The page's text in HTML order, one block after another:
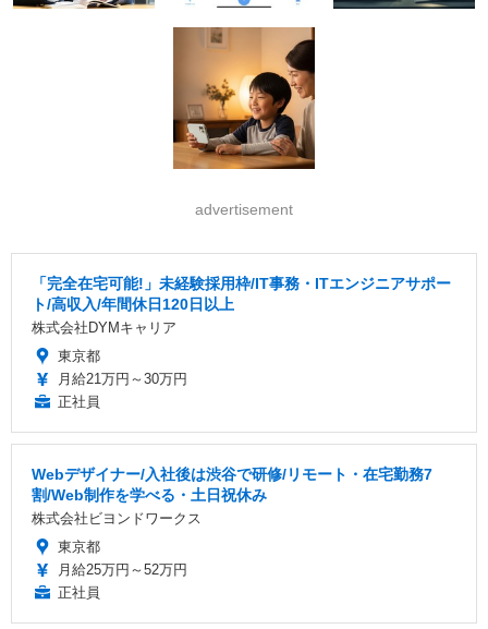
advertisement
「完全在宅可能!」未経験採用枠/IT事務・ITエンジニアサポー
ト/高収入/年間休日120日以上
株式会社DYMキャリア
東京都
月給21万円～30万円
正社員
Webデザイナー/入社後は渋谷で研修/リモート・在宅勤務7
割/Web制作を学べる・土日祝休み
株式会社ビヨンドワークス
東京都
月給25万円～52万円
正社員